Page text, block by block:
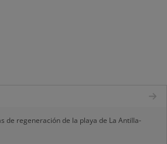
de regeneración de la playa de La Antilla-